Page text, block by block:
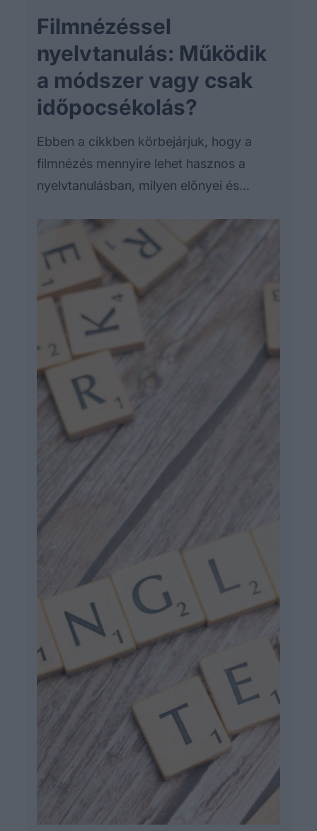
Filmnézéssel
nyelvtanulás: Működik
a módszer vagy csak
időpocsékolás?
Ebben a cikkben körbejárjuk, hogy a
filmnézés mennyire lehet hasznos a
nyelvtanulásban, milyen előnyei és
a módszert a leghatékonyabbá.